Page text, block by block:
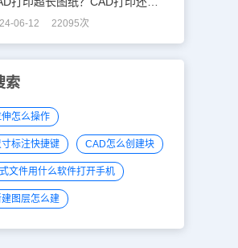
06-12 22095次
索
怎么操作
标注快捷键 CAD怎么创建块
文件用什么软件打开手机
图层怎么建